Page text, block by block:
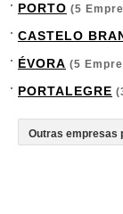
PORTO (5
CASTELO
ÉVORA (5
PORTALEGRE